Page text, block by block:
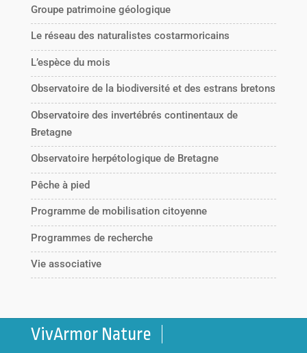
Groupe patrimoine géologique
Le réseau des naturalistes costarmoricains
L’espèce du mois
Observatoire de la biodiversité et des estrans bretons
Observatoire des invertébrés continentaux de
Bretagne
Observatoire herpétologique de Bretagne
Pêche à pied
Programme de mobilisation citoyenne
Programmes de recherche
Vie associative
VivArmor Nature